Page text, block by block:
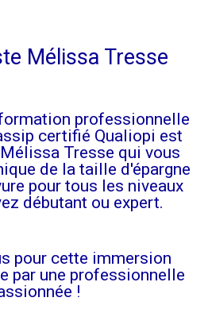
Mélissa Tresse
formation professionnelle
certifié Qualiopi est
Tresse qui vous
de la taille d'épargne
pour tous les niveaux
débutant ou expert.
pour cette immersion
par une professionnelle
!